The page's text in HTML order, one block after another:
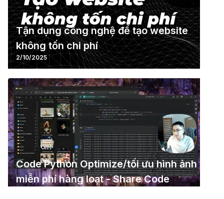
Tận dụng công nghệ để tạo website
không tốn chi phí
2/10/2025
Code Python Optimize/tối ưu hình ảnh
miễn phí hàng loạt - Share Code